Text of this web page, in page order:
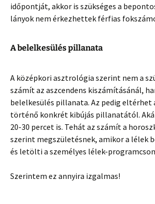
időpontját, akkor is szükséges a
lányok nem érkezhettek férfias
A belelkesülés pillanata
A középkori asztrológia szerint nem a
számít az aszcendens kiszámításánál,
belelkesülés pillanata. Az pedig eltérhet
történő konkrét kibújás pillanatától.
20-30 percet is. Tehát az számít a
szerint megszületésnek, amikor a lélek
és letölti a személyes lélek-
Szerintem ez annyira izgalmas!